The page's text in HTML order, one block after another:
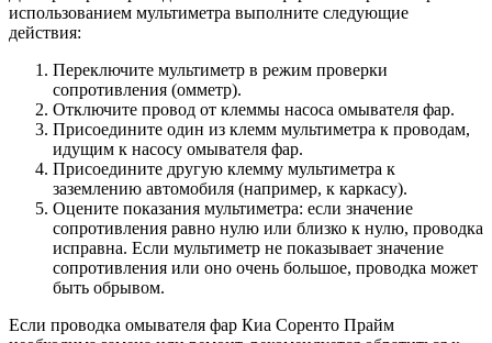
использованием мультиметра выполните следующие
действия:
Переключите мультиметр в режим проверки
сопротивления (омметр).
Отключите провод от клеммы насоса омывателя фар.
Присоедините один из клемм мультиметра к проводам,
идущим к насосу омывателя фар.
Присоедините другую клемму мультиметра к
заземлению автомобиля (например, к каркасу).
Оцените показания мультиметра: если значение
сопротивления равно нулю или близко к нулю, проводка
исправна. Если мультиметр не показывает значение
сопротивления или оно очень большое, проводка может
быть обрывом.
Если проводка омывателя фар Киа Соренто Прайм